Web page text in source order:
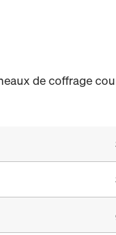
de coffrage